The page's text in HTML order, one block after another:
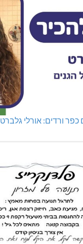
ורדים: אורלי גלברט